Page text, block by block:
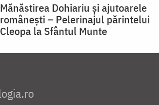
Mănăstirea Dohiariu și ajutoarele
românești – Pelerinajul părintelui
Cleopa la Sfântul Munte